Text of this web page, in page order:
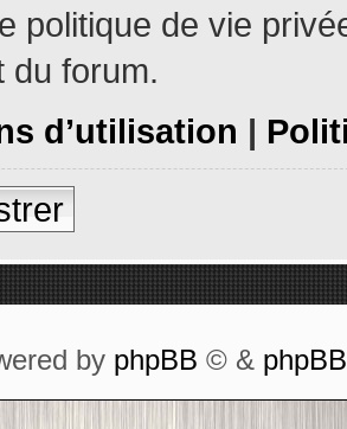
politique de vie
du forum.
d’utilisation |
by phpBB © &